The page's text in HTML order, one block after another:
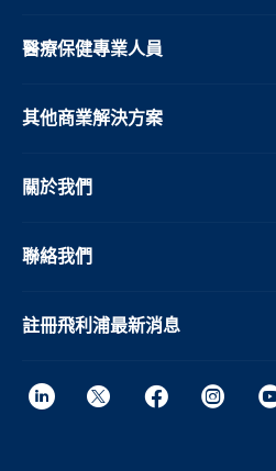
醫療保健專業人員
其他商業解決方案
關於我們
聯絡我們
註冊飛利浦最新消息